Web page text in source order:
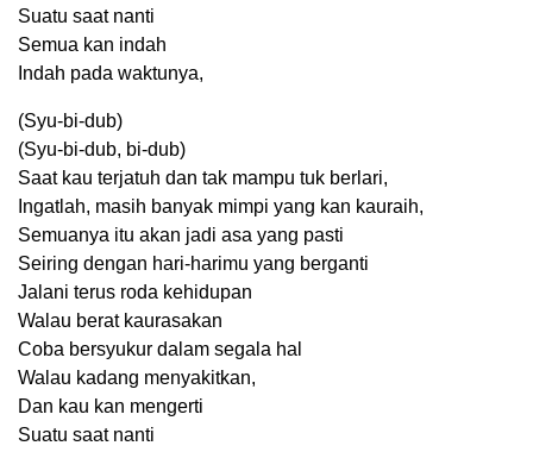
Suatu saat nanti
Semua kan indah
Indah pada waktunya,
(Syu-bi-dub)
(Syu-bi-dub, bi-dub)
Saat kau terjatuh dan tak mampu tuk berlari,
Ingatlah, masih banyak mimpi yang kan kauraih,
Semuanya itu akan jadi asa yang pasti
Seiring dengan hari-harimu yang berganti
Jalani terus roda kehidupan
Walau berat kaurasakan
Coba bersyukur dalam segala hal
Walau kadang menyakitkan,
Dan kau kan mengerti
Suatu saat nanti